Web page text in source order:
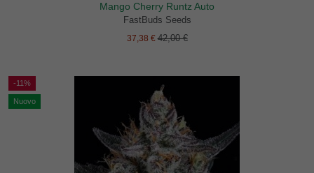
Mango Cherry Runtz Auto
FastBuds Seeds
37,38 €42,00 €
-11%
Nuovo